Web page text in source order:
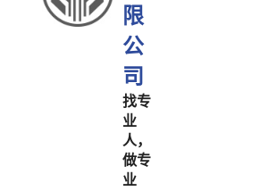
限
公
司
找专
业
人，
做专
业